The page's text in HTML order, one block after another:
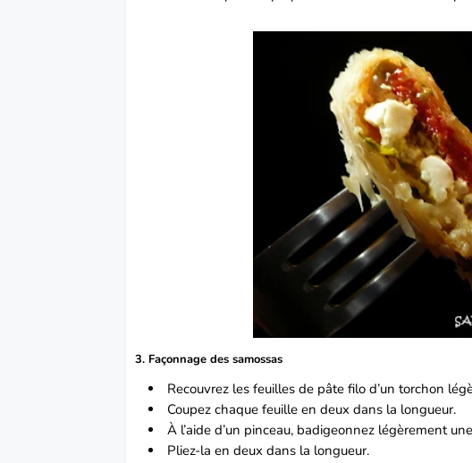
3. Façonnage des samossas
Recouvrez les feuilles de pâte filo d’un torchon
Coupez chaque feuille en deux dans la longueur.
À l’aide d’un pinceau, badigeonnez légèrement
Pliez-la en deux dans la longueur.